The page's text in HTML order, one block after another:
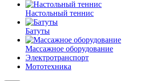
Настольный теннис
Батуты
Массажное оборудование
Электротранспорт
Мототехника